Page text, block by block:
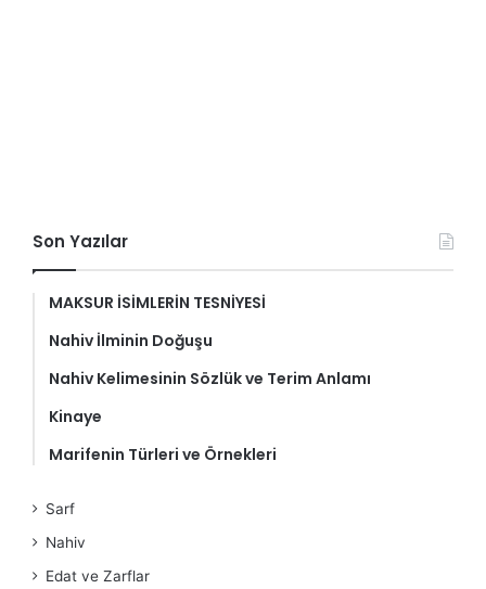
Son Yazılar
MAKSUR İSİMLERİN TESNİYESİ
Nahiv İlminin Doğuşu
Nahiv Kelimesinin Sözlük ve Terim Anlamı
Kinaye
Marifenin Türleri ve Örnekleri
Sarf
Nahiv
Edat ve Zarflar